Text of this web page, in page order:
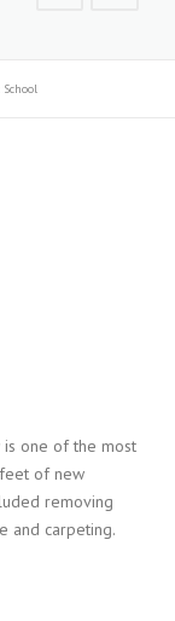
is one of the most
of new
removing
and carpeting.